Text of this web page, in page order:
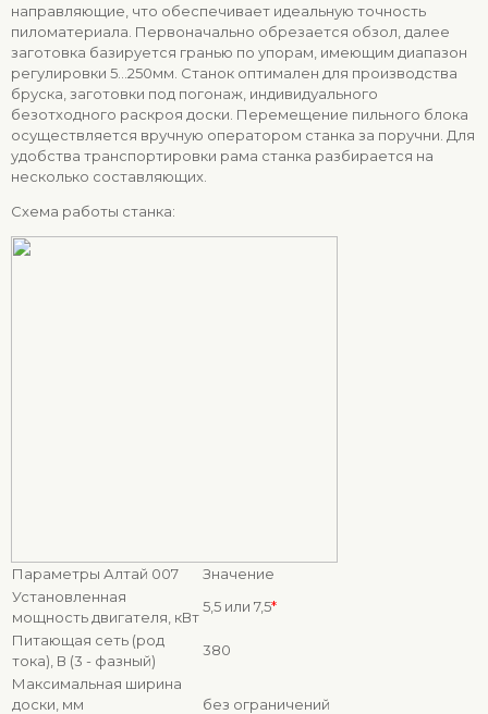
направляющие, что обеспечивает идеальную точность
пиломатериала. Первоначально обрезается обзол, далее
заготовка базируется гранью по упорам, имеющим диапазон
регулировки 5...250мм. Станок оптимален для производства
бруска, заготовки под погонаж, индивидуального
безотходного раскроя доски. Перемещение пильного блока
осуществляется вручную оператором станка за поручни. Для
удобства транспортировки рама станка разбирается на
несколько составляющих.
Схема работы станка:
Параметры Алтай 007
Значение
Установленная
мощность двигателя, кВт
5,5 или 7,5*
Питающая сеть (род
тока), В (3 - фазный)
380
Максимальная ширина
доски, мм
без ограничений